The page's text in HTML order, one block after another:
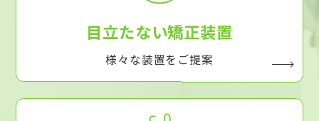
目立たない矯正装置
様々な装置をご提案